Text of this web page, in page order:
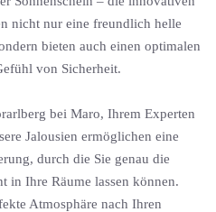
nicht nur eine freundlich helle
bieten auch einen optimalen
von Sicherheit.
bei Maro, Ihrem Experten
Jalousien ermöglichen eine
durch die Sie genau die
in Ihre Räume lassen können.
Atmosphäre nach Ihren